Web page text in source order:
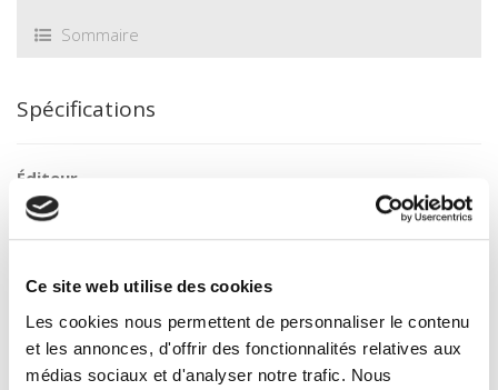
Ce site web utilise des cookies
Les cookies nous permettent de personnaliser le contenu
et les annonces, d'offrir des fonctionnalités relatives aux
médias sociaux et d'analyser notre trafic. Nous
Sommaire
Spécifications
Éditeur
Presses de Sciences Po
Auteur
Collection
Nouveaux Débats
Langue
français